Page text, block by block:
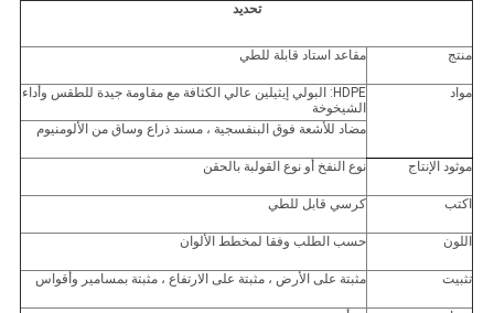
تحديد
منتج مقاعد استاد قابلة للطي
مواد
HDPE: البولي إيثيلين عالي الكثافة مع مقاومة جيدة للطقس وأداء
الشيخوخة
مضاد للأشعة فوق البنفسجية ، مسند ذراع وساق من الألومنيوم
موثود الإنتاج نوع النفخ أو نوع القولبة بالحقن
اكتب كرسي قابل للطي
اللون حسب الطلب وفقا لمخطط الألوان
تثبيت مثبتة على الأرض ، مثبتة على الارتفاع ، مثبتة بمسامير وأقواس